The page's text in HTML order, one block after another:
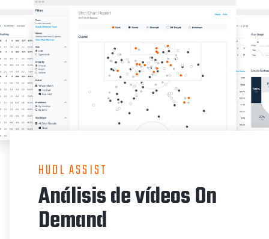
HUDL ASSIST
Análisis de vídeos On
Demand